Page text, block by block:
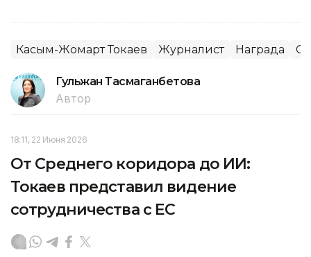
Касым-Жомарт Токаев Журналист Награда
Гульжан Тасмаганбетова
Автор
18:11, 22 Июня 2026
От Среднего коридора до ИИ:
Токаев представил видение
сотрудничества с ЕС